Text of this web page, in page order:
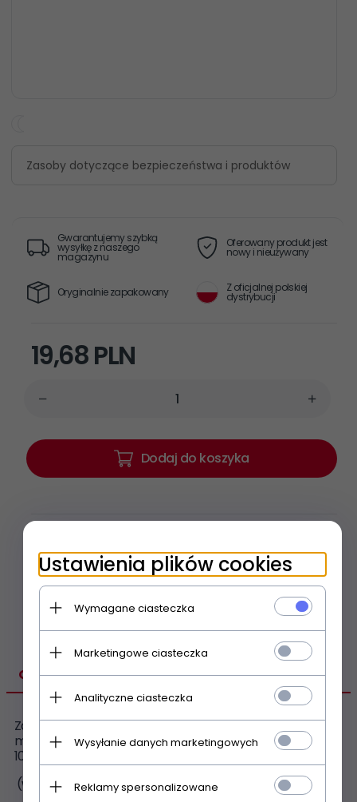
Zasoby dotyczące bezpieczeństwa i produktów
Gwarantujemy szybką
wysyłkę z naszego
magazynu
Oferowany produkt jest
nowy i nieużywany
Oryginalnie zapakowany Z oficjalnej polskiej
dystrybucji
19,68PLN
Dodaj do koszyka
Porównywarka Schowek
OPIS PRODUKTU
Zamknięcie, nakrętka odpowiednie dlaprofesjonalnej
maszynka do mięsa Clatronic KM3350Profi Cook PC FW
1060
(wg instrukcji część nr 10)
Ustawienia plików cookies
Wymagane ciasteczka
Marketingowe ciasteczka
Analityczne ciasteczka
Wysyłanie danych marketingowych
Reklamy spersonalizowane